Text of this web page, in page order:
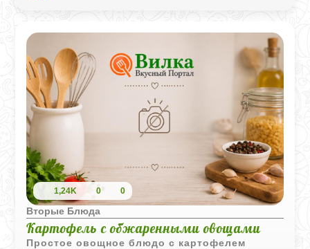
1,24K 0 0
Вторые Блюда
Картофель с обжаренными овощами
Простое овощное блюдо с картофелем